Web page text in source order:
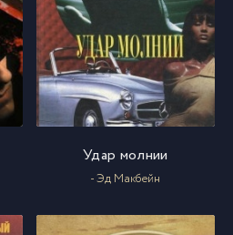
Удар молнии
- Эд Макбейн